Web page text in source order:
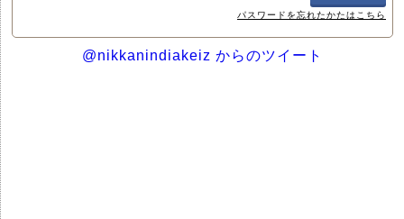
パスワードを忘れたかたはこちら
@nikkanindiakeiz からのツイート